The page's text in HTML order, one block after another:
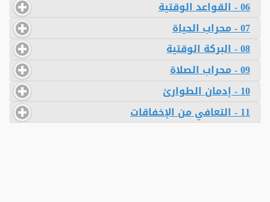
06 - القواعد الوقتية
07 - محراب الحياة
08 - البركة الوقتية
09 - محراب الصلاة
10 - إدمان الطوارئ
11 - التعافي من الإخفاقات